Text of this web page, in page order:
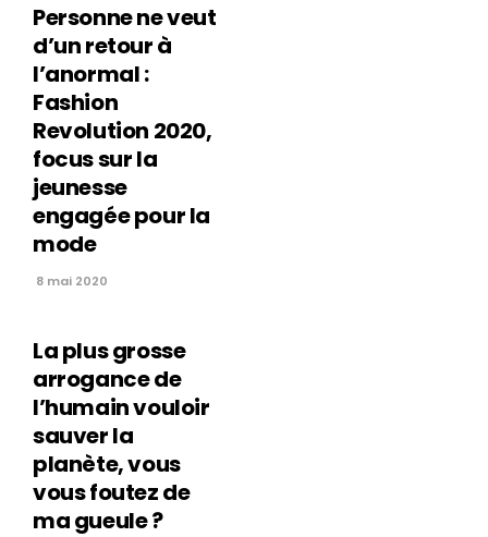
Personne ne veut
d’un retour à
l’anormal :
Fashion
Revolution 2020,
focus sur la
jeunesse
engagée pour la
mode
8 mai 2020
La plus grosse
arrogance de
l’humain vouloir
sauver la
planète, vous
vous foutez de
ma gueule ?